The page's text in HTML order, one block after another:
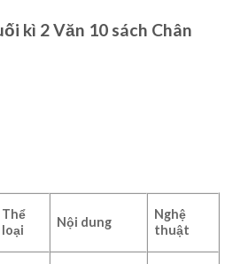
kì 2 Văn 10 sách Chân
Thể
loại
Nội dung
Nghệ
thuật